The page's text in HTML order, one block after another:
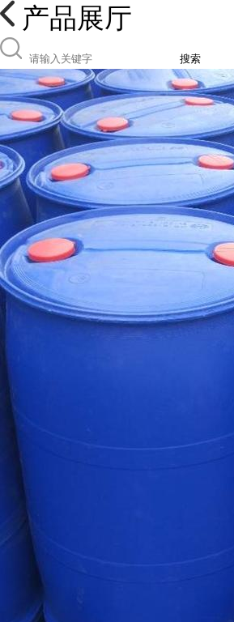
产品展厅
搜索